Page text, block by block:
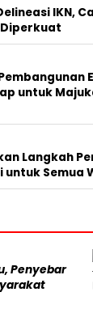
IKN,
untuk
Langkah
untuk Semua
Penyebar